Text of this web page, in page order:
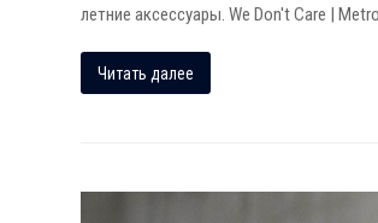
летние аксессуары. We Don't Care |
Читать далее